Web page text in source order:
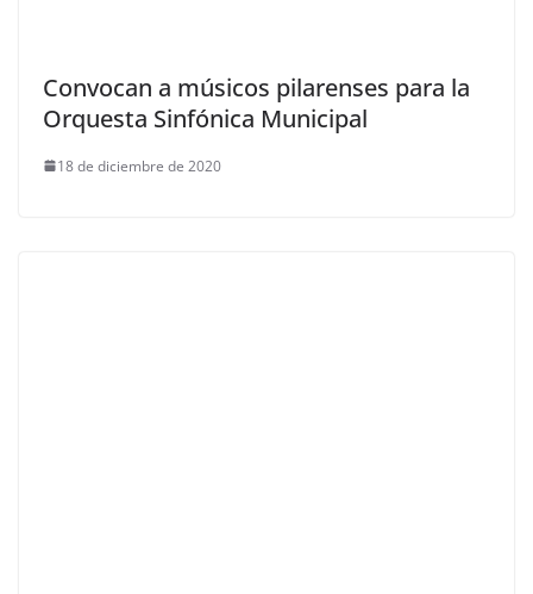
Convocan a músicos pilarenses para la
Orquesta Sinfónica Municipal
18 de diciembre de 2020